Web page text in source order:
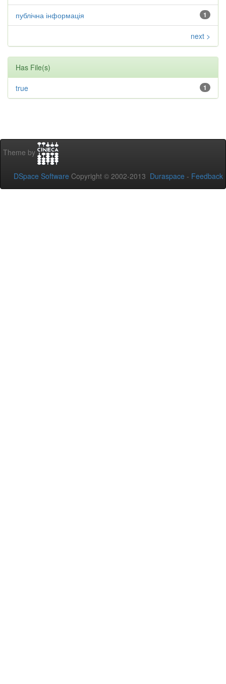
1
публічна інформація
next >
Has File(s)
1
true
Theme by
DSpace Software Copyright © 2002-2013 Duraspace - Feedback